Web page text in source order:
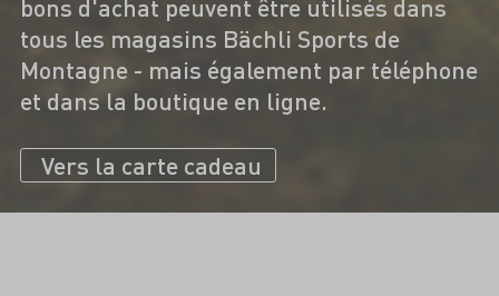
bons d'achat peuvent être utilisés dans
tous les magasins Bächli Sports de
Montagne - mais également par téléphone
et dans la boutique en ligne.
Vers la carte cadeau